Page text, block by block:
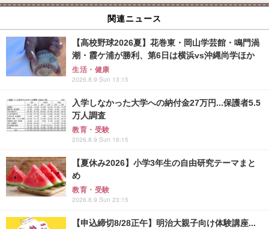
関連ニュース
【高校野球2026夏】花巻東・岡山学芸館・鳴門渦
潮・霞ケ浦が勝利、第6日は横浜vs沖縄尚学ほか
生活・健康
2026.8.9 Sun 13:15
入学しなかった大学への納付金27万円...保護者5.5
万人調査
教育・受験
2026.8.9 Sun 16:15
【夏休み2026】小学3年生の自由研究テーマまと
め
教育・受験
2026.8.9 Sun 23:15
【申込締切8/28正午】明治大親子向け体験講座...